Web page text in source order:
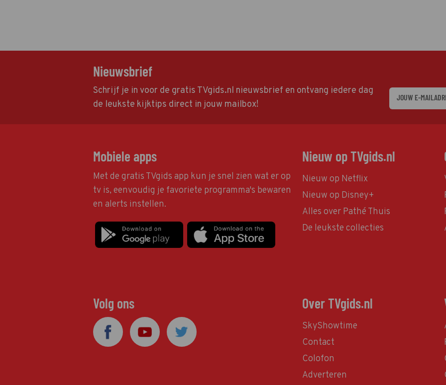
Nieuwsbrief
Schrijf je in voor de gratis TVgids.nl nieuwsbrief en ontvang iedere dag
de leukste kijktips direct in jouw mailbox!
Mobiele apps
Met de gratis TVgids app kun je snel zien wat er op
tv is, eenvoudig je favoriete programma's bewaren
en alerts instellen.
Nieuw op TVgids.nl
Nieuw op Netflix
Nieuw op Disney+
Alles over Pathé Thuis
De leukste collecties
Volg ons Over TVgids.nl
SkyShowtime
Contact
Colofon
Adverteren